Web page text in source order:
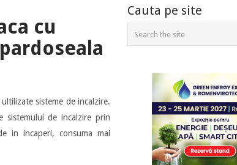
cu
sisteme de incalzire.
sistemului de incalzire prin
in incaperi, consuma mai
Cauta pe site